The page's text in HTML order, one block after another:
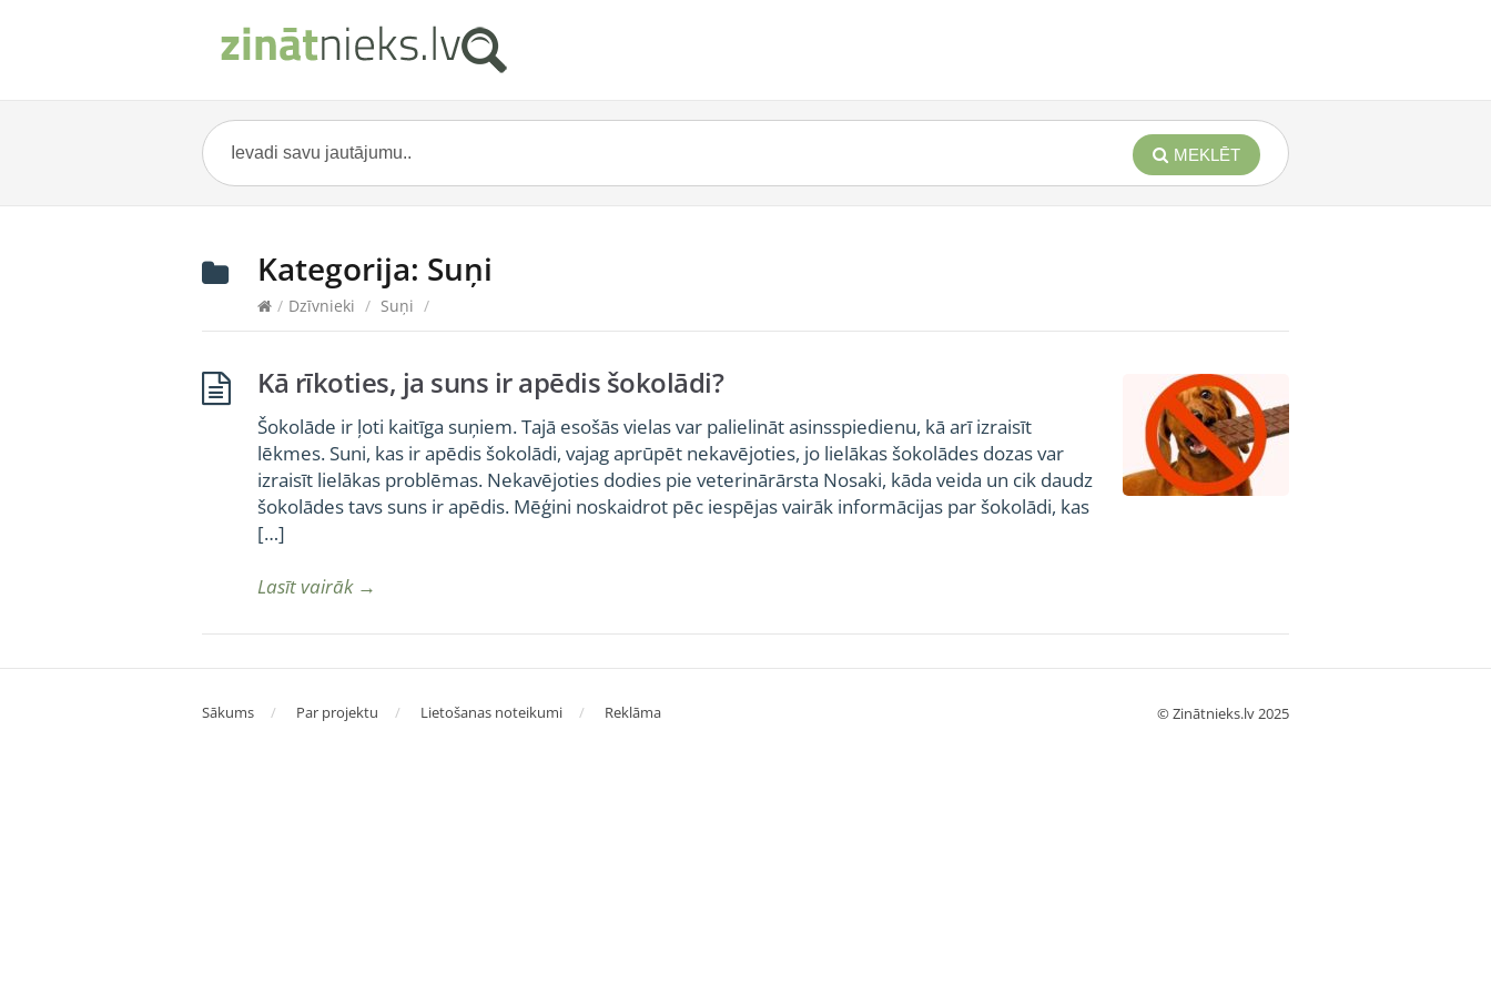
MEKLĒT
Kategorija: Suņi
/ Dzīvnieki / Suņi /
Kā rīkoties, ja suns ir apēdis šokolādi?
Šokolāde ir ļoti kaitīga suņiem. Tajā esošās vielas var palielināt asinsspiedienu, kā arī izraisīt
lēkmes. Suni, kas ir apēdis šokolādi, vajag aprūpēt nekavējoties, jo lielākas šokolādes dozas var
izraisīt lielākas problēmas. Nekavējoties dodies pie veterinārārsta Nosaki, kāda veida un cik daudz
šokolādes tavs suns ir apēdis. Mēģini noskaidrot pēc iespējas vairāk informācijas par šokolādi, kas
[…]
Lasīt vairāk→
Sākums Par projektu Lietošanas noteikumi Reklāma © Zinātnieks.lv 2025